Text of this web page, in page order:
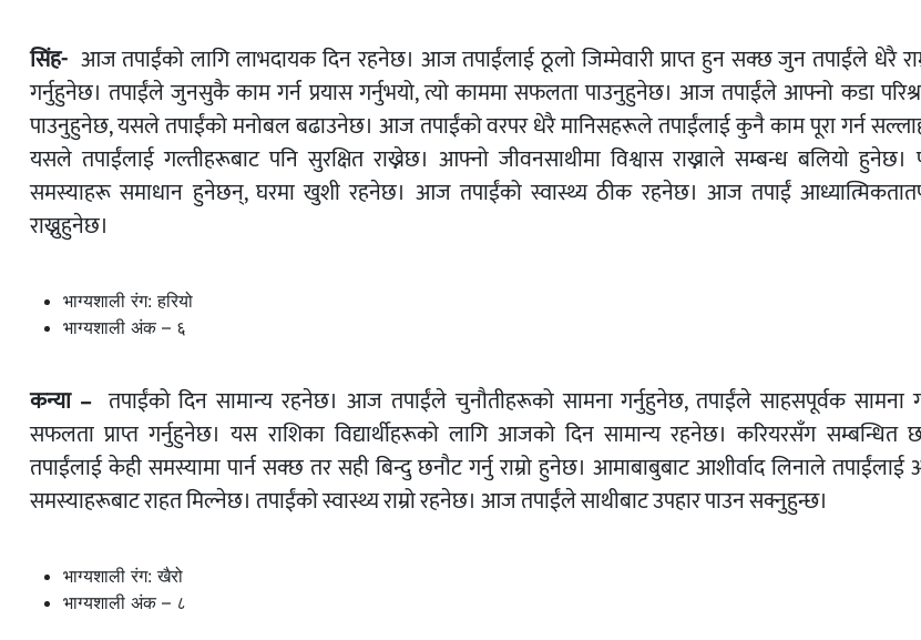
सिंह- आज तपाईंको लागि लाभदायक दिन रहनेछ। आज तपाईंलाई ठूलो जिम्मेवारी प्राप्त हुन सक्छ जुन तपाईंले धेरै
गर्नुहुनेछ। तपाईंले जुनसुकै काम गर्न प्रयास गर्नुभयो, त्यो काममा सफलता पाउनुहुनेछ। आज तपाईंले आफ्नो कडा
पाउनुहुनेछ, यसले तपाईंको मनोबल बढाउनेछ। आज तपाईंको वरपर धेरै मानिसहरूले तपाईंलाई कुनै काम पूरा गर्न
यसले तपाईंलाई गल्तीहरूबाट पनि सुरक्षित राख्नेछ। आफ्नो जीवनसाथीमा विश्वास राख्नाले सम्बन्ध बलियो हुनेछ।
समस्याहरू समाधान हुनेछन्, घरमा खुशी रहनेछ। आज तपाईंको स्वास्थ्य ठीक रहनेछ। आज तपाईं
राख्नुहुनेछ।
भाग्यशाली रंग: हरियो
भाग्यशाली अंक – ६
कन्या – तपाईंको दिन सामान्य रहनेछ। आज तपाईंले चुनौतीहरूको सामना गर्नुहुनेछ, तपाईंले साहसपूर्वक सामना
सफलता प्राप्त गर्नुहुनेछ। यस राशिका विद्यार्थीहरूको लागि आजको दिन सामान्य रहनेछ। करियरसँग सम्बन्धित
तपाईंलाई केही समस्यामा पार्न सक्छ तर सही बिन्दु छनौट गर्नु राम्रो हुनेछ। आमाबाबुबाट आशीर्वाद लिनाले
समस्याहरूबाट राहत मिल्नेछ। तपाईंको स्वास्थ्य राम्रो रहनेछ। आज तपाईंले साथीबाट उपहार पाउन सक्नुहुन्छ।
भाग्यशाली रंग: खैरो
भाग्यशाली अंक – ८